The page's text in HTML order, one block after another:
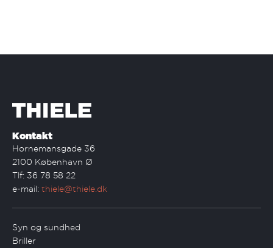
Kontakt
Hornemansgade 36
2100 København Ø
Tlf: 36 78 58 22
e-mail: thiele@thiele.dk
Syn og sundhed
Briller